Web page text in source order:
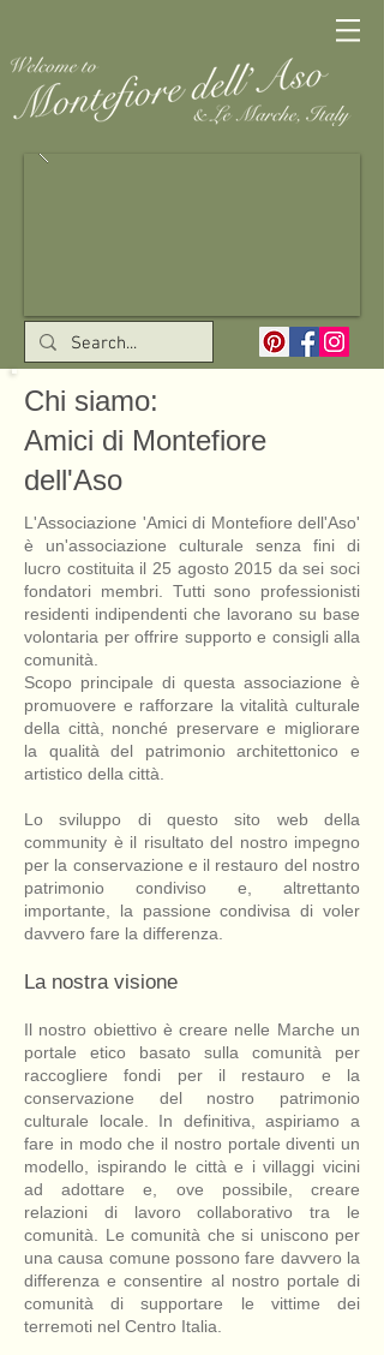
Chi siamo:
Amici di Montefiore
dell'Aso
L'Associazione 'Amici di Montefiore dell'Aso'
è un'associazione culturale senza fini di
lucro costituita il 25 agosto 2015 da sei soci
fondatori membri. Tutti sono professionisti
residenti indipendenti che lavorano su base
volontaria per offrire supporto e consigli alla
comunità.​
Scopo principale di questa associazione è
promuovere e rafforzare la vitalità culturale
della città, nonché preservare e migliorare
la qualità del patrimonio architettonico e
artistico della città.
Lo sviluppo di questo sito web della
community è il risultato del nostro impegno
per la conservazione e il restauro del nostro
patrimonio condiviso e, altrettanto
importante, la passione condivisa di voler
davvero fare la differenza.
La nostra visione
Il nostro obiettivo è creare nelle Marche un
portale etico basato sulla comunità per
raccogliere fondi per il restauro e la
conservazione del nostro patrimonio
culturale locale. In definitiva, aspiriamo a
fare in modo che il nostro portale diventi un
modello, ispirando le città e i villaggi vicini
ad adottare e, ove possibile, creare
relazioni di lavoro collaborativo tra le
comunità. Le comunità che si uniscono per
una causa comune possono fare davvero la
differenza e consentire al nostro portale di
comunità di supportare le vittime dei
terremoti nel Centro Italia.